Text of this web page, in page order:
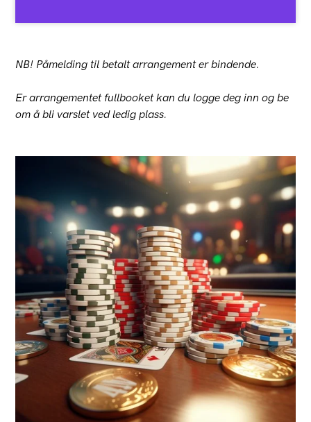
NB! Påmelding til betalt arrangement er bindende.
Er arrangementet fullbooket kan du logge deg inn og be
om å bli varslet ved ledig plass.